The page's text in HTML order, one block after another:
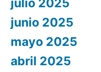
junio 2025
mayo 2025
abril 2025